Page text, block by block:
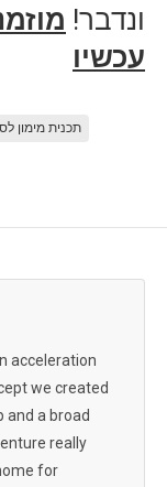
ונדבר!
עכשיו
תכנית מימון
acceleration
we created
a broad
really
for